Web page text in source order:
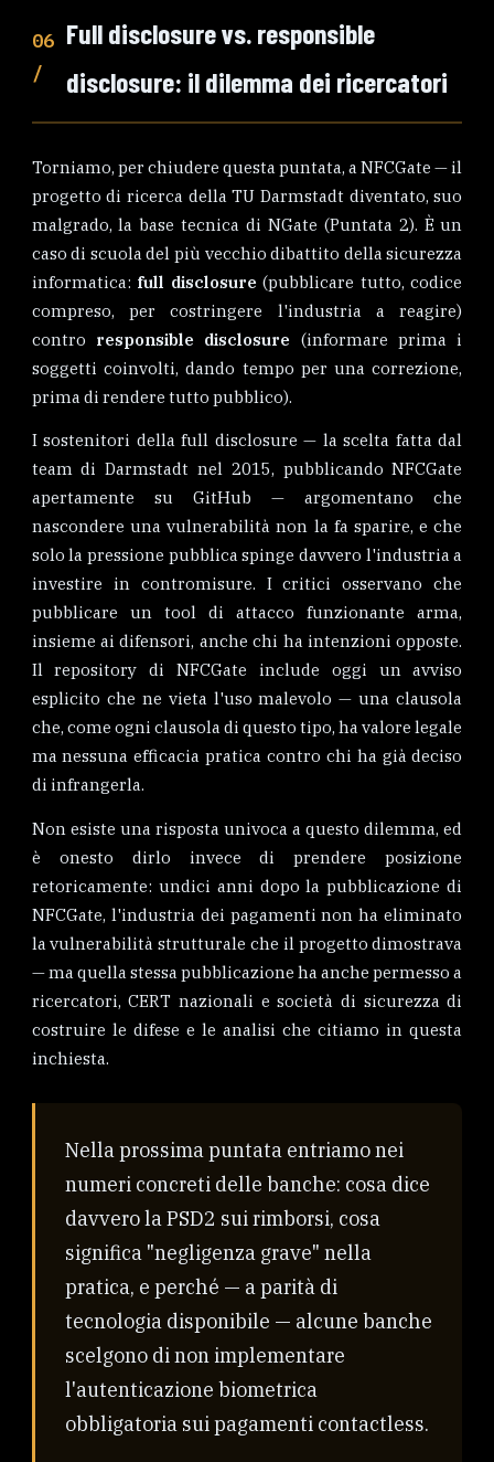
06
/
Full disclosure vs. responsible
disclosure: il dilemma dei ricercatori
Torniamo, per chiudere questa puntata, a NFCGate — il
progetto di ricerca della TU Darmstadt diventato, suo
malgrado, la base tecnica di NGate (Puntata 2). È un
caso di scuola del più vecchio dibattito della sicurezza
informatica: full disclosure (pubblicare tutto, codice
compreso, per costringere l'industria a reagire)
contro responsible disclosure (informare prima i
soggetti coinvolti, dando tempo per una correzione,
prima di rendere tutto pubblico).
I sostenitori della full disclosure — la scelta fatta dal
team di Darmstadt nel 2015, pubblicando NFCGate
apertamente su GitHub — argomentano che
nascondere una vulnerabilità non la fa sparire, e che
solo la pressione pubblica spinge davvero l'industria a
investire in contromisure. I critici osservano che
pubblicare un tool di attacco funzionante arma,
insieme ai difensori, anche chi ha intenzioni opposte.
Il repository di NFCGate include oggi un avviso
esplicito che ne vieta l'uso malevolo — una clausola
che, come ogni clausola di questo tipo, ha valore legale
ma nessuna efficacia pratica contro chi ha già deciso
di infrangerla.
Non esiste una risposta univoca a questo dilemma, ed
è onesto dirlo invece di prendere posizione
retoricamente: undici anni dopo la pubblicazione di
NFCGate, l'industria dei pagamenti non ha eliminato
la vulnerabilità strutturale che il progetto dimostrava
— ma quella stessa pubblicazione ha anche permesso a
ricercatori, CERT nazionali e società di sicurezza di
costruire le difese e le analisi che citiamo in questa
inchiesta.
Nella prossima puntata entriamo nei
numeri concreti delle banche: cosa dice
davvero la PSD2 sui rimborsi, cosa
significa "negligenza grave" nella
pratica, e perché — a parità di
tecnologia disponibile — alcune banche
scelgono di non implementare
l'autenticazione biometrica
obbligatoria sui pagamenti contactless.